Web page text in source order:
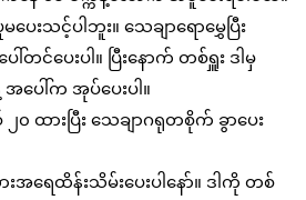
းသင့်ပါဘူး။ သေချာရောမွှေပြီး
ါ်တင်ပေးပါ။ ပြီးနောက် တစ်ရှူး ဒါမှ
ပေါ်က အုပ်ပေးပါ။
၀ ထားပြီး သေချာဂရုတစိုက် ခွာပေး
းအရေထိန်းသိမ်းပေးပါနော်။ ဒါကို တစ်